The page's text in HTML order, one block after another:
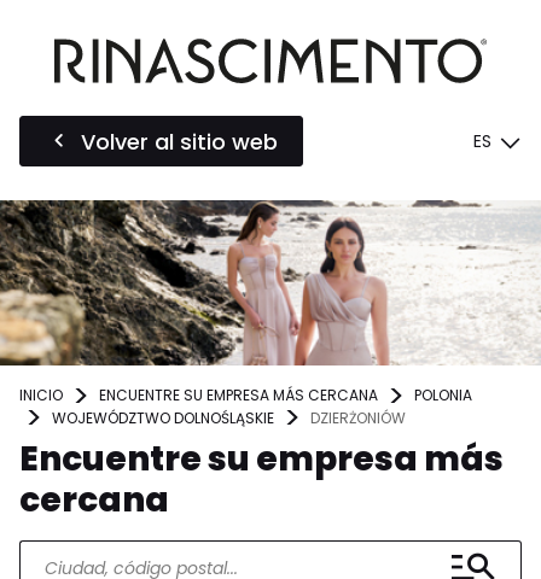
Volver al sitio web ES
INICIO ENCUENTRE SU EMPRESA MÁS CERCANA
POLONIA
WOJEWÓDZTWO DOLNOŚLĄSKIE
DZIERŻONIÓW
Encuentre su empresa más
cercana